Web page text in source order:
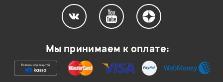
Мы принимаем к оплате: